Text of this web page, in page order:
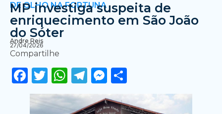
DE OLHO NA FORTUNA
MP investiga suspeita de
enriquecimento em São João
do Sóter
Andre Reis
27/04/2026
Compartilhe
Facebook
Twitter
WhatsApp
Telegram
Messenger